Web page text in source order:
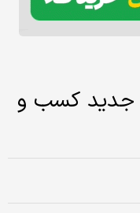
و ۱۷۹ مجوز جدید کسب و